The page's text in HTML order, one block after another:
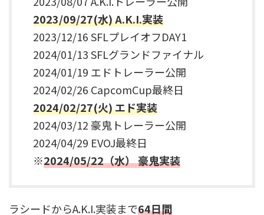
2023/09/27(水) A.K.I.実装
2023/12/16 SFLプレイオフDAY1
2024/01/13 SFLグランドファイナル
2024/01/19 エドトレーラー公開
2024/02/26 CapcomCup最終日
2024/02/27(火) エド実装
2024/03/12 豪鬼トレーラー公開
2024/04/29 EVOJ最終日
※2024/05/22（水） 豪鬼実装
ラシードからA.K.I.実装まで64日間